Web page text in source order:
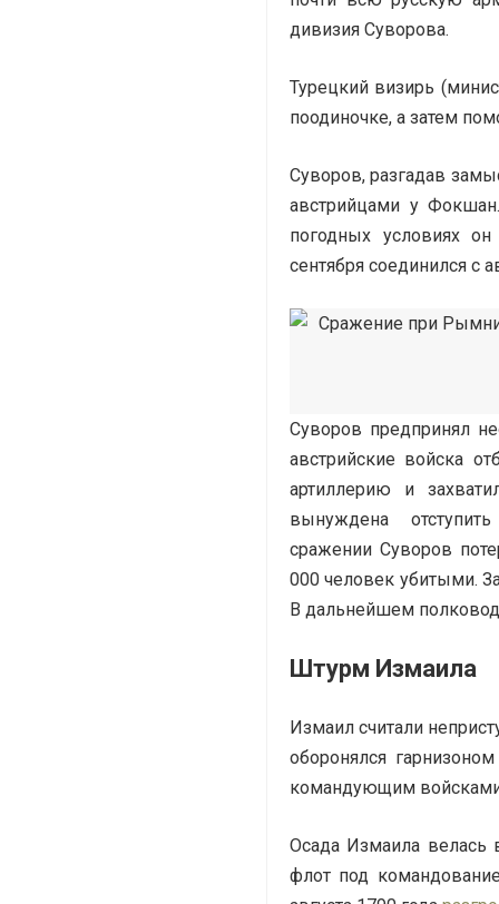
дивизия Суворова.
Турецкий визирь
поодиночке, а затем
Суворов, разгадав
австрийцами у
погодных условиях
сентября соединился с
Суворов предпринял
австрийские войска
артиллерию и
вынуждена
сражении Суворов
000 человек убитыми.
В дальнейшем
Штурм Измаила
Измаил считали
оборонялся
командующим
Осада Измаила велась
флот под